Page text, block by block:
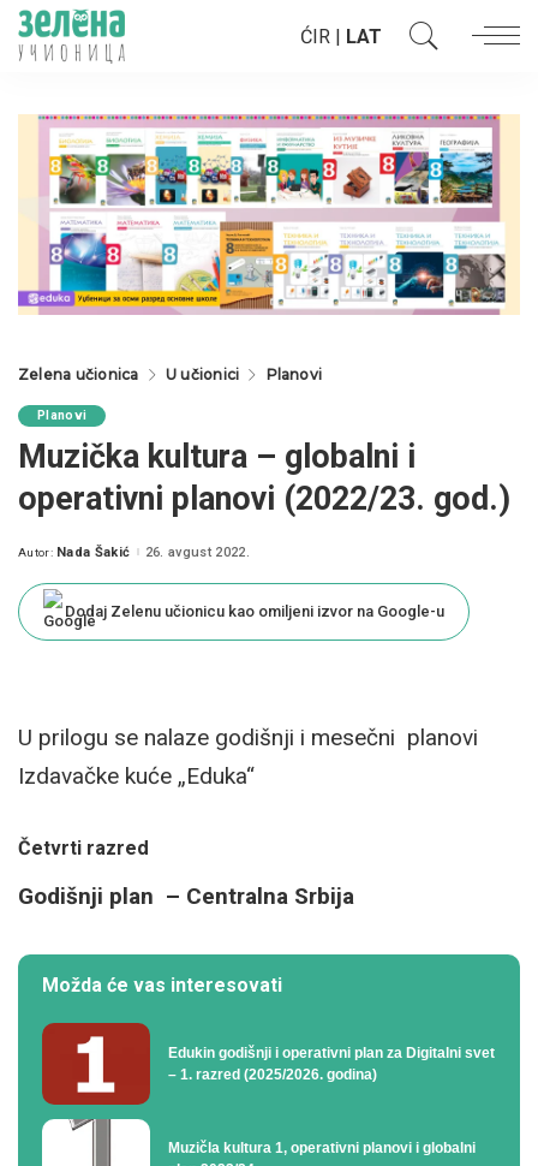
ĆIR | LAT
Zelena učionica U učionici Planovi
Planovi
Muzička kultura – globalni i
operativni planovi (2022/23. god.)
Posted
Autor: Nada Šakić 26. avgust 2022.
Dodaj Zelenu učionicu kao omiljeni izvor na Google-u
U prilogu se nalaze godišnji i mesečni planovi
Izdavačke kuće „Eduka“
Četvrti razred
Godišnji plan – Centralna Srbija
Možda će vas interesovati
Edukin godišnji i operativni plan za Digitalni svet
– 1. razred (2025/2026. godina)
Muzičla kultura 1, operativni planovi i globalni